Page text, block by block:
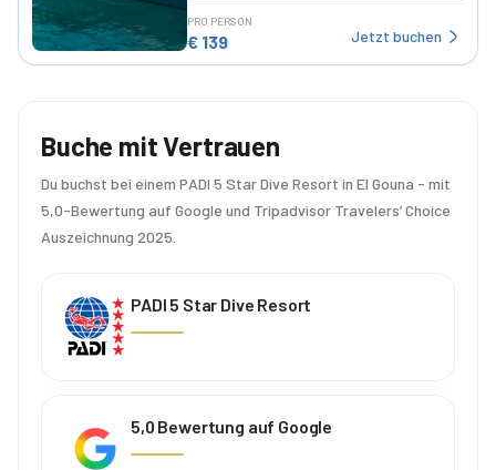
PRO PERSON
€ 139 Jetzt buchen
Buche mit Vertrauen
Du buchst bei einem PADI 5 Star Dive Resort in El Gouna - mit
5,0-Bewertung auf Google und Tripadvisor Travelers’ Choice
Auszeichnung 2025.
PADI 5 Star Dive Resort
5,0 Bewertung auf Google